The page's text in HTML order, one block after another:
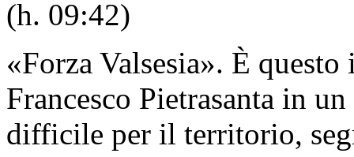
(h. 09:42)
«Forza Valsesia». È
Francesco Pietrasanta in
difficile per il territorio,